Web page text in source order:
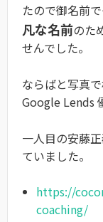
たので御名前
凡な名前のた
せんでした。
ならばと写真
Google Lends
一人目の安藤
ていました。
https://
coaching/